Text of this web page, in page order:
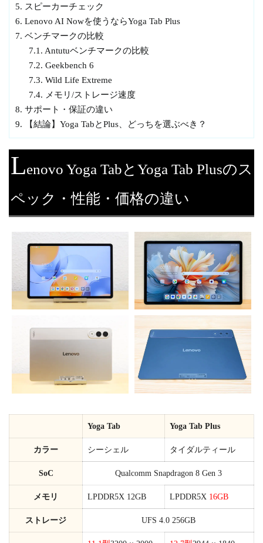
5. スピーカーチェック
6. Lenovo AI Nowを使うならYoga Tab Plus
7. ベンチマークの比較
7.1. Antutuベンチマークの比較
7.2. Geekbench 6
7.3. Wild Life Extreme
7.4. メモリ/ストレージ速度
8. サポート・保証の違い
9. 【結論】Yoga TabとPlus、どっちを選ぶべき？
Lenovo Yoga TabとYoga Tab Plusのス
ペック・性能・価格の違い
Yoga Tab Yoga Tab Plus
カラー シーシェル タイダルティール
SoC Qualcomm Snapdragon 8 Gen 3
メモリ LPDDR5X 12GB LPDDR5X 16GB
ストレージ UFS 4.0 256GB